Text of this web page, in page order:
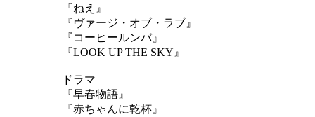
『ねえ』
『ヴァージ・オブ・ラブ』
『コーヒールンバ』
『LOOK UP THE SKY』
ドラマ
『早春物語』
『赤ちゃんに乾杯』